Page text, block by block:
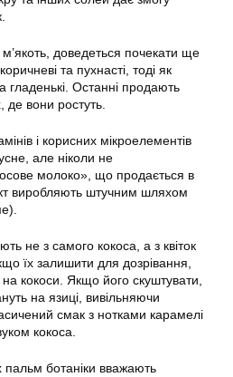
доведеться почекати ще
та пухнасті, тоді як
гладенькі. Останні продають
де вони ростуть.
і корисних мікроелементів
але ніколи не
молоко», що продається в
виробляють штучним шляхом
не з самого кокоса, а з квіток
їх залишити для дозрівання,
кокоси. Якщо його скуштувати,
на язиці, вивільняючи
смак з нотками карамелі
кокоса.
пальм ботаніки вважають